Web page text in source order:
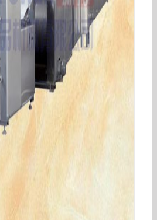
焙食品烘干隧道炉生产厂家价